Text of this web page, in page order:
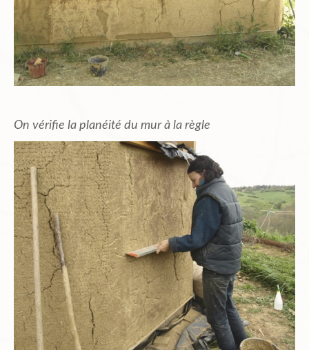
On vérifie la planéité du mur à la règle